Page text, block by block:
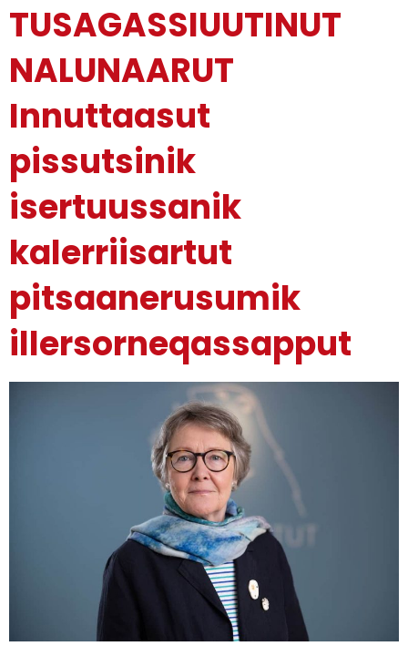
TUSAGASSIUUTINUT
NALUNAARUT
Innuttaasut
pissutsinik
isertuussanik
kalerriisartut
pitsaanerusumik
illersorneqassapput